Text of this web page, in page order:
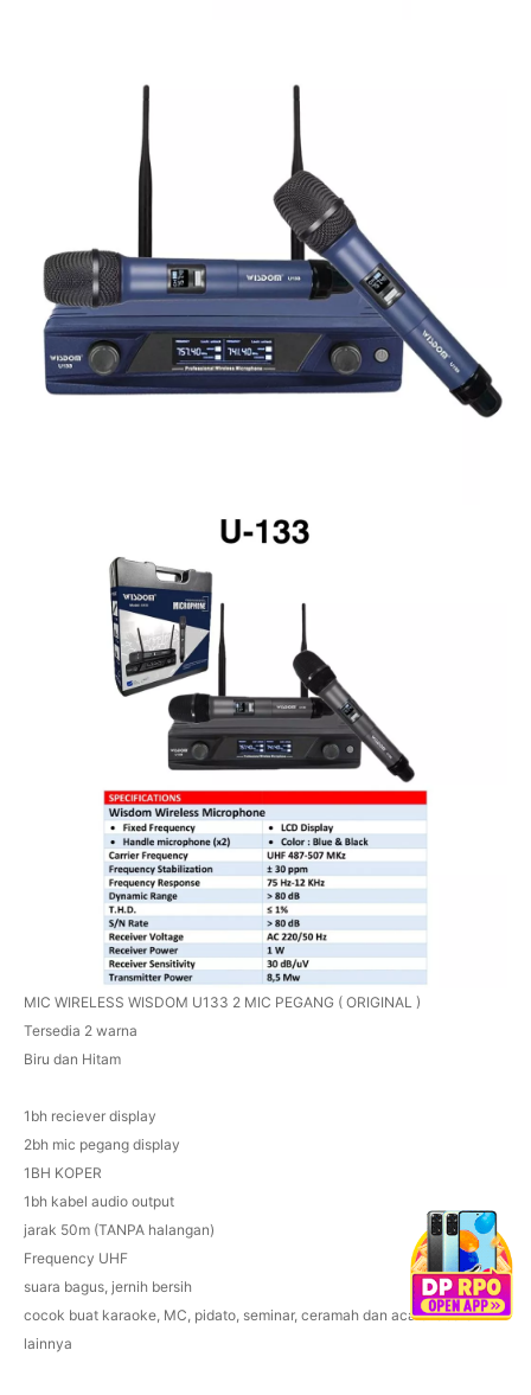
MIC WIRELESS WISDOM U133 2 MIC PEGANG ( ORIGINAL )
Tersedia 2 warna
Biru dan Hitam
1bh reciever display
2bh mic pegang display
1BH KOPER
1bh kabel audio output
jarak 50m (TANPA halangan)
Frequency UHF
suara bagus, jernih bersih
cocok buat karaoke, MC, pidato, seminar, ceramah dan acara-acara
lainnya